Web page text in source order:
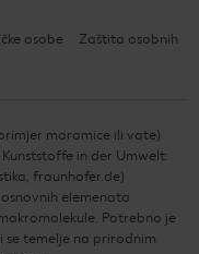
osobe
Zaštita osobnih
maramice ili vate)
in der Umwelt:
fraunhofer.de)
elemenata
Potrebno je
se temelje na prirodnim